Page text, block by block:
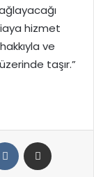
hizmet
ve
taşır.”
VKontakte